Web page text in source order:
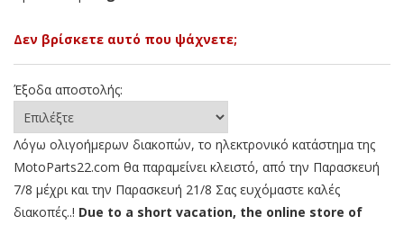
Δεν βρίσκετε αυτό που ψάχνετε;
Έξοδα αποστολής:
Λόγω ολιγοήμερων διακοπών, το ηλεκτρονικό κατάστημα της
MotoParts22.com θα παραμείνει κλειστό, από την Παρασκευή
7/8 μέχρι και την Παρασκευή 21/8 Σας ευχόμαστε καλές
διακοπές..! Due to a short vacation, the online store of